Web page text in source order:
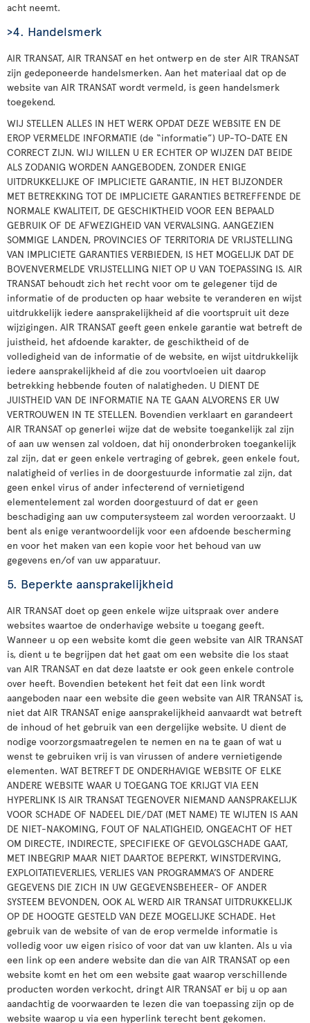
acht neemt.
>4. Handelsmerk
AIR TRANSAT, AIR TRANSAT en het ontwerp en de ster AIR TRANSAT
zijn gedeponeerde handelsmerken. Aan het materiaal dat op de
website van AIR TRANSAT wordt vermeld, is geen handelsmerk
toegekend.
WIJ STELLEN ALLES IN HET WERK OPDAT DEZE WEBSITE EN DE
EROP VERMELDE INFORMATIE (de “informatie”) UP-TO-DATE EN
CORRECT ZIJN. WIJ WILLEN U ER ECHTER OP WIJZEN DAT BEIDE
ALS ZODANIG WORDEN AANGEBODEN, ZONDER ENIGE
UITDRUKKELIJKE OF IMPLICIETE GARANTIE, IN HET BIJZONDER
MET BETREKKING TOT DE IMPLICIETE GARANTIES BETREFFENDE DE
NORMALE KWALITEIT, DE GESCHIKTHEID VOOR EEN BEPAALD
GEBRUIK OF DE AFWEZIGHEID VAN VERVALSING. AANGEZIEN
SOMMIGE LANDEN, PROVINCIES OF TERRITORIA DE VRIJSTELLING
VAN IMPLICIETE GARANTIES VERBIEDEN, IS HET MOGELIJK DAT DE
BOVENVERMELDE VRIJSTELLING NIET OP U VAN TOEPASSING IS. AIR
TRANSAT behoudt zich het recht voor om te gelegener tijd de
informatie of de producten op haar website te veranderen en wijst
uitdrukkelijk iedere aansprakelijkheid af die voortspruit uit deze
wijzigingen. AIR TRANSAT geeft geen enkele garantie wat betreft de
juistheid, het afdoende karakter, de geschiktheid of de
volledigheid van de informatie of de website, en wijst uitdrukkelijk
iedere aansprakelijkheid af die zou voortvloeien uit daarop
betrekking hebbende fouten of nalatigheden. U DIENT DE
JUISTHEID VAN DE INFORMATIE NA TE GAAN ALVORENS ER UW
VERTROUWEN IN TE STELLEN. Bovendien verklaart en garandeert
AIR TRANSAT op generlei wijze dat de website toegankelijk zal zijn
of aan uw wensen zal voldoen, dat hij ononderbroken toegankelijk
zal zijn, dat er geen enkele vertraging of gebrek, geen enkele fout,
nalatigheid of verlies in de doorgestuurde informatie zal zijn, dat
geen enkel virus of ander infecterend of vernietigend
elementelement zal worden doorgestuurd of dat er geen
beschadiging aan uw computersysteem zal worden veroorzaakt. U
bent als enige verantwoordelijk voor een afdoende bescherming
en voor het maken van een kopie voor het behoud van uw
gegevens en/of van uw apparatuur.
5. Beperkte aansprakelijkheid
AIR TRANSAT doet op geen enkele wijze uitspraak over andere
websites waartoe de onderhavige website u toegang geeft.
Wanneer u op een website komt die geen website van AIR TRANSAT
is, dient u te begrijpen dat het gaat om een website die los staat
van AIR TRANSAT en dat deze laatste er ook geen enkele controle
over heeft. Bovendien betekent het feit dat een link wordt
aangeboden naar een website die geen website van AIR TRANSAT is,
niet dat AIR TRANSAT enige aansprakelijkheid aanvaardt wat betreft
de inhoud of het gebruik van een dergelijke website. U dient de
nodige voorzorgsmaatregelen te nemen en na te gaan of wat u
wenst te gebruiken vrij is van virussen of andere vernietigende
elementen. WAT BETREFT DE ONDERHAVIGE WEBSITE OF ELKE
ANDERE WEBSITE WAAR U TOEGANG TOE KRIJGT VIA EEN
HYPERLINK IS AIR TRANSAT TEGENOVER NIEMAND AANSPRAKELIJK
VOOR SCHADE OF NADEEL DIE/DAT (MET NAME) TE WIJTEN IS AAN
DE NIET-NAKOMING, FOUT OF NALATIGHEID, ONGEACHT OF HET
OM DIRECTE, INDIRECTE, SPECIFIEKE OF GEVOLGSCHADE GAAT,
MET INBEGRIP MAAR NIET DAARTOE BEPERKT, WINSTDERVING,
EXPLOITATIEVERLIES, VERLIES VAN PROGRAMMA’S OF ANDERE
GEGEVENS DIE ZICH IN UW GEGEVENSBEHEER- OF ANDER
SYSTEEM BEVONDEN, OOK AL WERD AIR TRANSAT UITDRUKKELIJK
OP DE HOOGTE GESTELD VAN DEZE MOGELIJKE SCHADE. Het
gebruik van de website of van de erop vermelde informatie is
volledig voor uw eigen risico of voor dat van uw klanten. Als u via
een link op een andere website dan die van AIR TRANSAT op een
website komt en het om een website gaat waarop verschillende
producten worden verkocht, dringt AIR TRANSAT er bij u op aan
aandachtig de voorwaarden te lezen die van toepassing zijn op de
website waarop u via een hyperlink terecht bent gekomen.